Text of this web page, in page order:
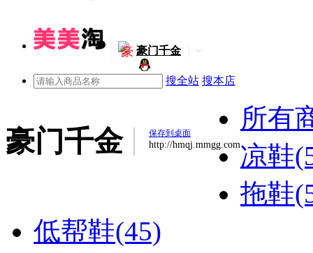
豪 豪门千金
搜全站 搜本店
豪门千金 保存到桌面
http://hmqj.mmgg.com
所有
凉鞋
拖鞋
低帮鞋(45)